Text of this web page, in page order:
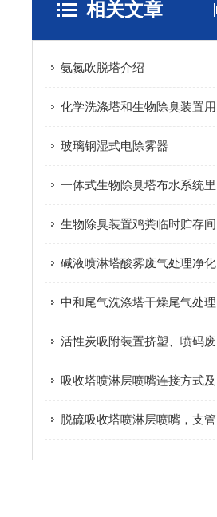
相关文章
氨氮吹脱塔介绍
玻璃钢湿式电除雾器
碱液喷淋塔酸雾废气处理净化
中和尾气洗涤塔干燥尾气处理